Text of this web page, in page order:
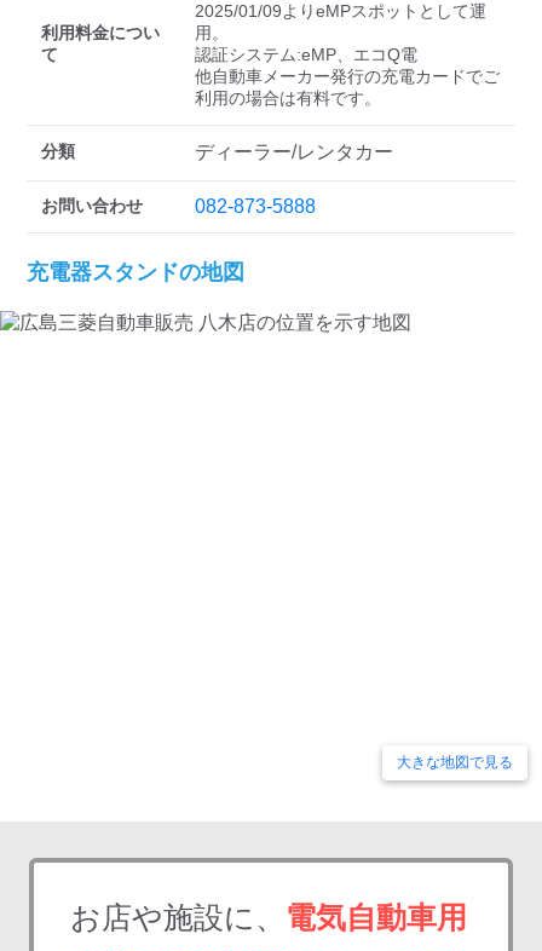
検索する
利用料金につい
て
2025/01/09よりeMPスポットとして運
用。
認証システム:eMP、エコQ電
他自動車メーカー発行の充電カードでご
分類 ディーラー/レンタカー
お問い合わせ 082-873-5888
充電器スタンドの地図
大きな地図で見る
お店や施設に、 電気自動車用